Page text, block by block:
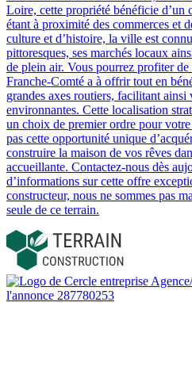
Loire, cette propriété bénéficie d’un
étant à proximité des commerces et
culture et d’histoire, la ville est
pittoresques, ses marchés locaux
de plein air. Vous pourrez profiter
Franche-Comté a à offrir tout en
grandes axes routiers, facilitant
environnantes. Cette localisation
un choix de premier ordre pour
pas cette opportunité unique
construire la maison de vos rêves
accueillante. Contactez-nous dès
d’informations sur cette offre
constructeur, nous ne sommes pas
seule de ce terrain.